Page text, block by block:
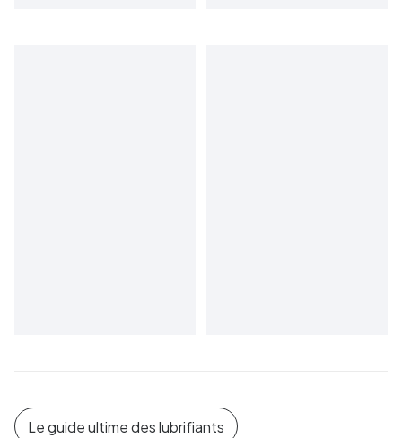
Le guide ultime des lubrifiants